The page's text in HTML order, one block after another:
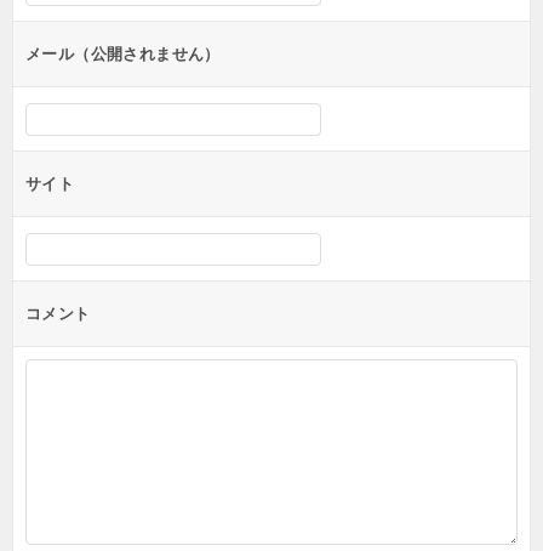
ョ
ンメール（公開されません）
サイト
コメント